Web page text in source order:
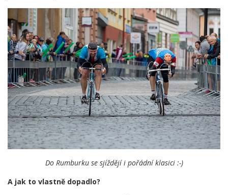
Do Rumburku se sjíždějí i pořádní klasici :-)
A jak to vlastně dopadlo?